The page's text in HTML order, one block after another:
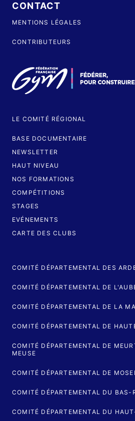
CONTACT
MENTIONS LÉGALES
CONTRIBUTEURS
LE COMITÉ RÉGIONAL
BASE DOCUMENTAIRE
NEWSLETTER
HAUT NIVEAU
NOS FORMATIONS
COMPÉTITIONS
STAGES
EVÉNEMENTS
CARTE DES CLUBS
COMITÉ DÉPARTEMENTAL DES
COMITÉ DÉPARTEMENTAL DE
COMITÉ DÉPARTEMENTAL DE LA
COMITÉ DÉPARTEMENTAL DE
COMITÉ DÉPARTEMENTAL DE
MEUSE
COMITÉ DÉPARTEMENTAL DE
COMITÉ DÉPARTEMENTAL DU BAS-
COMITÉ DÉPARTEMENTAL DU